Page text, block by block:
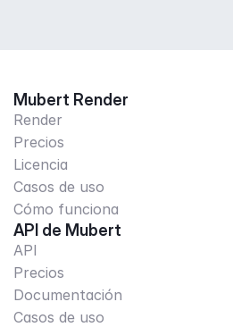
Mubert Render
Render
Precios
Licencia
Casos de uso
Cómo funciona
API de Mubert
API
Precios
Documentación
Casos de uso